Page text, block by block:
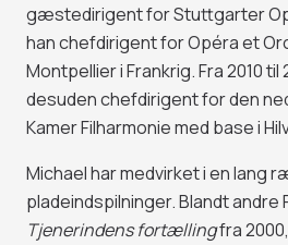
gæstedirigent for Stuttgarter
han chefdirigent for Opéra et
Montpellier i Frankrig. Fra 2010 til
desuden chefdirigent for den
Kamer Filharmonie med base i
Michael har medvirket i en lang
pladeindspilninger. Blandt andre
Tjenerindens fortællingfra